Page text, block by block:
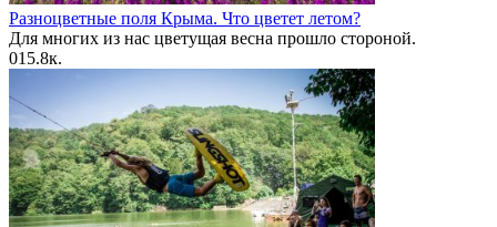
Разноцветные поля Крыма. Что цветет летом?
Для многих из нас цветущая весна прошло стороной.
015.8к.